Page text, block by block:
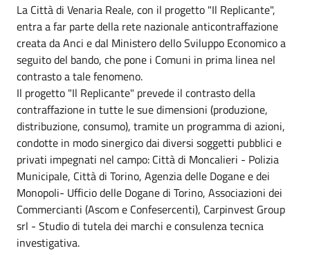
La Città di Venaria Reale, con il progetto "Il Replicante",
entra a far parte della rete nazionale anticontraffazione
creata da Anci e dal Ministero dello Sviluppo Economico a
seguito del bando, che pone i Comuni in prima linea nel
contrasto a tale fenomeno.
Il progetto "Il Replicante" prevede il contrasto della
contraffazione in tutte le sue dimensioni (produzione,
distribuzione, consumo), tramite un programma di azioni,
condotte in modo sinergico dai diversi soggetti pubblici e
privati impegnati nel campo: Città di Moncalieri - Polizia
Municipale, Città di Torino, Agenzia delle Dogane e dei
Monopoli- Ufficio delle Dogane di Torino, Associazioni dei
Commercianti (Ascom e Confesercenti), Carpinvest Group
srl - Studio di tutela dei marchi e consulenza tecnica
investigativa.